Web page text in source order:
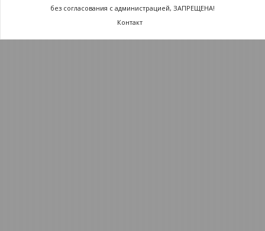
без согласования с администрацией, ЗАПРЕЩЕНА!
Контакт